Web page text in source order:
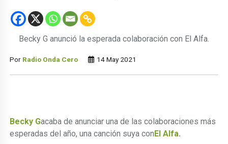
Becky G anunció la esperada colaboración con El Alfa.
Por Radio Onda Cero 14 May 2021
Becky Gacaba de anunciar una de las colaboraciones más
esperadas del año, una canción suya conEl Alfa.